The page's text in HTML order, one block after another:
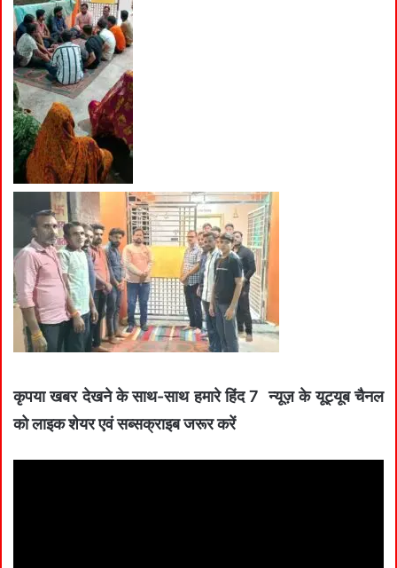
कृपया खबर देखने के साथ-साथ हमारे हिंद 7 न्यूज़ के यूट्यूब चैनल
को लाइक शेयर एवं सब्सक्राइब जरूर करें